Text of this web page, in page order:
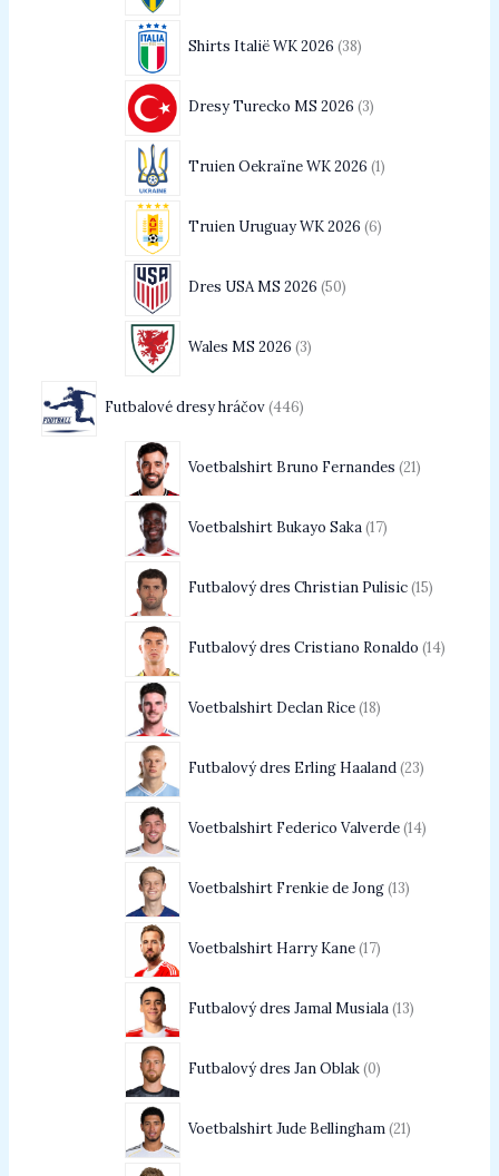
Shirts Italië WK 2026 38
Dresy Turecko MS 2026 3
Truien Oekraïne WK 2026 1
Truien Uruguay WK 2026 6
Dres USA MS 2026 50
Wales MS 2026 3
Futbalové dresy hráčov 446
Voetbalshirt Bruno Fernandes 21
Voetbalshirt Bukayo Saka 17
Futbalový dres Christian Pulisic 15
Futbalový dres Cristiano Ronaldo 14
Voetbalshirt Declan Rice 18
Futbalový dres Erling Haaland 23
Voetbalshirt Federico Valverde 14
Voetbalshirt Frenkie de Jong 13
Voetbalshirt Harry Kane 17
Futbalový dres Jamal Musiala 13
Futbalový dres Jan Oblak 0
Voetbalshirt Jude Bellingham 21